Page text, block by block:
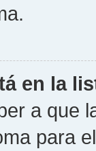
en la
a que
para